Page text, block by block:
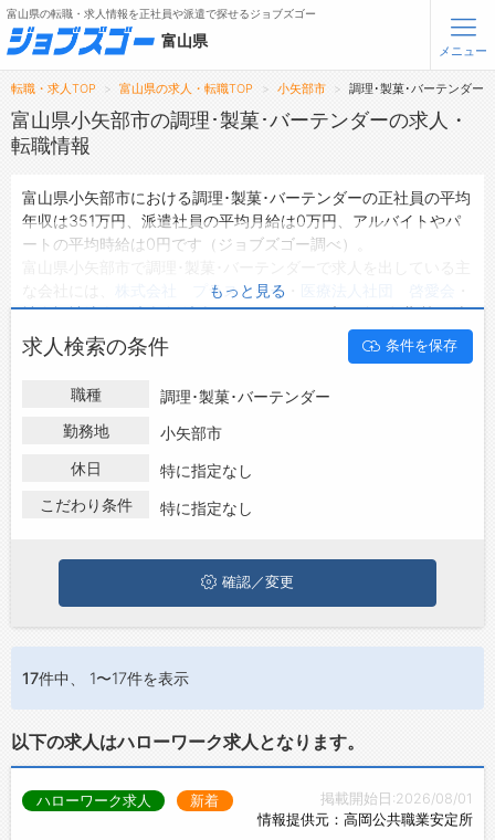
無料会員登録 ログイン
トップ
詳細情報で求人を探す
転職支援サービスについて
転職ノウハウ(応募書類の書き方・面接対策など)
転職・採用コラム
ジョブズゴーについて
お問い合わせ
富山県の転職・求人情報を正社員や派遣で探せるジョブズゴー
富山県
メニュー
転職・求人TOP 富山県の求人・転職TOP 小矢部市 調理･製菓･バーテンダー
富山県小矢部市の調理･製菓･バーテンダーの求人・
転職情報
富山県小矢部市における調理･製菓･バーテンダーの正社員の平均
年収は351万円、派遣社員の平均月給は0万円、アルバイトやパ
ートの平均時給は0円です（ジョブズゴー調べ）。
株式会社 プラス・シー
社会福祉法人 清楽会(清楽園)などがあり、未経験や短期等ご希
望の条件で絞り込みができます。
富山県小矢部市の地域密着型の求人サイトであるジョブズゴーで
は富山県小矢部市の求人情報を7件取り扱っており、そのうち
社員の求人は4件、 派遣社員の求人 は0件、
の求人は0件です。
第二新卒から50代・60代以上の方の再就職も可能です。 富山県
小矢部市で調理･製菓･バーテンダーの求人・転職情報を探してい
る方は、ぜひ興味のある職種に応募してみてくださいね。
もっと見る
求人検索の条件 条件を保存
職種
調理･製菓･バーテンダー
勤務地
小矢部市
休日
特に指定なし
こだわり条件
特に指定なし
確認／変更
17件中、 1〜17件を表示
以下の求人はハローワーク求人となります。
掲載開始日:2026/08/01
情報提供元：高岡公共職業安定所
ハローワーク求人 新着